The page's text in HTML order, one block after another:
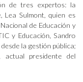
de tres expertos: la
Lea Sulmont, quien es
de Educación y
y Educación, Sandro
la gestión pública;
actual presidente del